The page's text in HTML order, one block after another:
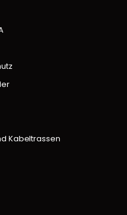
Kabeltrassen